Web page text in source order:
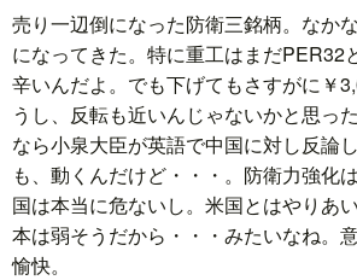
売り一辺倒になった防衛三銘柄。なか
になってきた。特に重工はまだPER32
辛いんだよ。でも下げてもさすがに￥
うし、反転も近いんじゃないかと思っ
なら小泉大臣が英語で中国に対し反論
も、動くんだけど・・・。防衛力強化
国は本当に危ないし。米国とはやりあ
本は弱そうだから・・・みたいなね。
愉快。